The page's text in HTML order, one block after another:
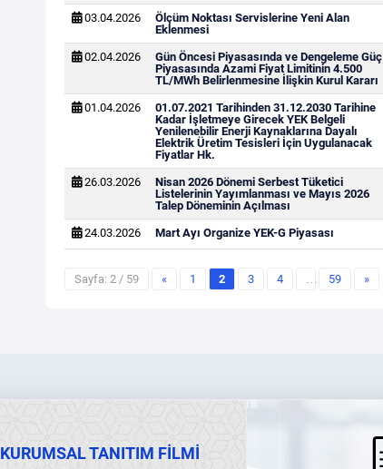
03.04.2026
Ölçüm Noktası Servislerine Yeni Alan
Eklenmesi
02.04.2026
Gün Öncesi Piyasasında ve Dengeleme Güç
Piyasasında Azami Fiyat Limitinin 4.500
TL/MWh Belirlenmesine İlişkin Kurul Kararı
01.04.2026
01.07.2021 Tarihinden 31.12.2030 Tarihine
Kadar İşletmeye Girecek YEK Belgeli
Yenilenebilir Enerji Kaynaklarına Dayalı
Elektrik Üretim Tesisleri İçin Uygulanacak
Fiyatlar Hk.
26.03.2026
Nisan 2026 Dönemi Serbest Tüketici
Listelerinin Yayımlanması ve Mayıs 2026
Talep Döneminin Açılması
24.03.2026 Mart Ayı Organize YEK-G Piyasası
Sayfa: 2 / 59 « 1 2 3 4 … 59 »
KURUMSAL TANITIM FİLMİ